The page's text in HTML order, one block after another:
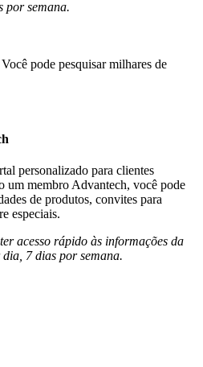
por semana.
Você pode pesquisar milhares de
personalizado para clientes
um membro Advantech, você pode
de produtos, convites para
especiais.
acesso rápido às informações da
7 dias por semana.